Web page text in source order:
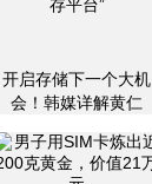
开启存储下一个大机
会！韩媒详解黄仁
存平台”